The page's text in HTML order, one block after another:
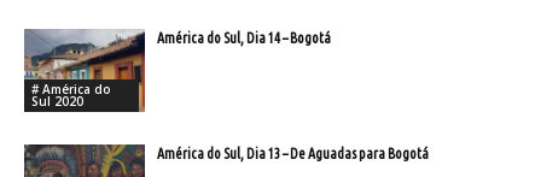
# América do
Sul 2020
América do Sul, Dia 14 – Bogotá
América do Sul, Dia 13 – De Aguadas para Bogotá